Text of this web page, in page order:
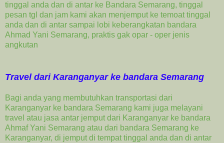
tinggal anda dan di antar ke Bandara Semarang, tinggal
pesan tgl dan jam kami akan menjemput ke temoat tinggal
anda dan di antar sampai lobi keberangkatan bandara
Ahmad Yani Semarang, praktis gak opar - oper jenis
angkutan
Travel dari Karanganyar ke bandara Semarang
Bagi anda yang membutuhkan transportasi dari
Karanganyar ke bandara Semarang kami juga melayani
travel atau jasa antar jemput dari Karanganyar ke bandara
Ahmaf Yani Semarang atau dari bandara Semarang ke
Karanganyar, di jemput di tempat tinggal anda dan di antar